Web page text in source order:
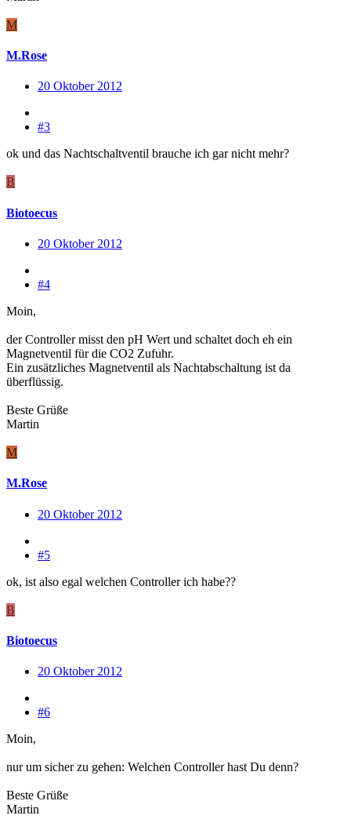
M
M.Rose
20 Oktober 2012
#3
ok und das Nachtschaltventil brauche ich gar nicht mehr?
B
Biotoecus
20 Oktober 2012
#4
Moin,
der Controller misst den pH Wert und schaltet doch eh ein
Magnetventil für die CO2 Zufuhr.
Ein zusätzliches Magnetventil als Nachtabschaltung ist da
überflüssig.
Beste Grüße
Martin
M
M.Rose
20 Oktober 2012
#5
ok, ist also egal welchen Controller ich habe??
B
Biotoecus
20 Oktober 2012
#6
Moin,
nur um sicher zu gehen: Welchen Controller hast Du denn?
Beste Grüße
Martin